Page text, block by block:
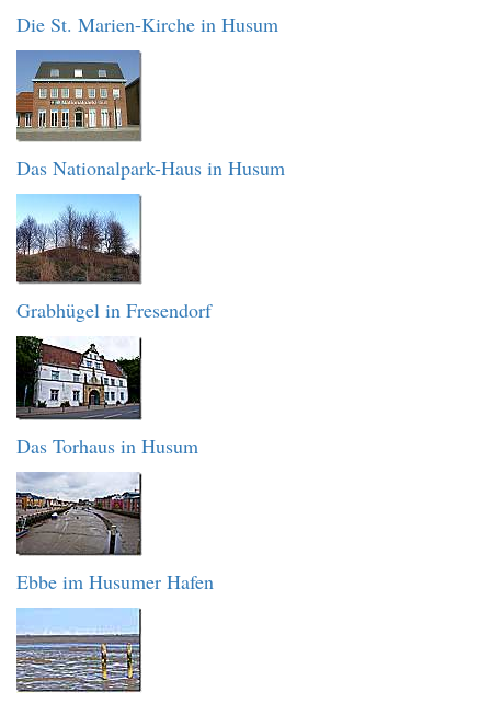
Die St. Marien-Kirche in Husum
Das Nationalpark-Haus in Husum
Grabhügel in Fresendorf
Das Torhaus in Husum
Ebbe im Husumer Hafen